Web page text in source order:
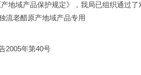
地域产品保护规定》，我局已组织通过
流老醋原产地域产品专用
年第40号